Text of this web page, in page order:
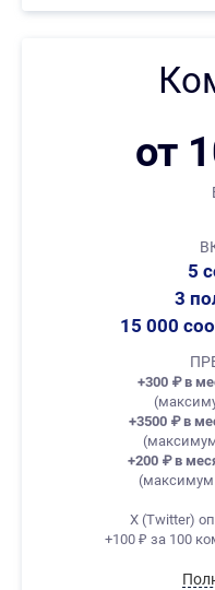
от
5
3
15 000
+300 ₽в
+3500 ₽в
+200 ₽в
(максимум
X (Twitter)
+100 ₽ за 100